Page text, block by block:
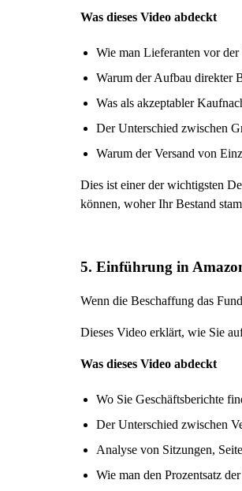
Was dieses Video abdeckt
Wie man Lieferanten vor
Warum der Aufbau direkter
Was als akzeptabler
Der Unterschied zwischen
Warum der Versand von
Dies ist einer der wichtigsten
können, woher Ihr Bestand
5. Einführung in
Wenn die Beschaffung das
Dieses Video erklärt, wie Sie
Was dieses Video abdeckt
Wo Sie Geschäftsberichte
Der Unterschied zwischen
Analyse von Sitzungen,
Wie man den Prozentsatz